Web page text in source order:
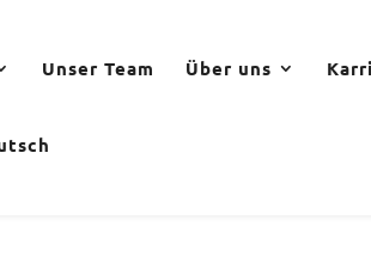
Unser Team Über uns